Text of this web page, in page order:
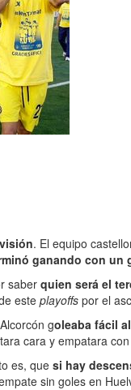
. El equipo
ganando con un
saber quien será el
este playoffs por el
goleaba fácil
cara y empatara
es, que si hay
sin goles en